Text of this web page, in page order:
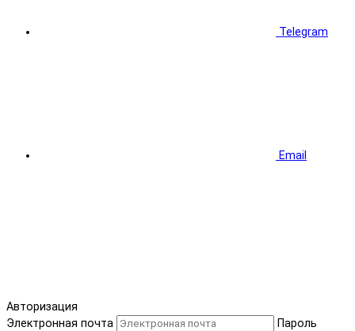
Telegram
Email
Авторизация
Электронная почта
Пароль